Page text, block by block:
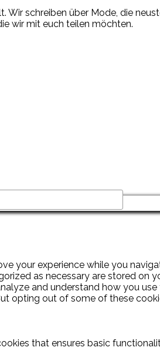
Wir schreiben über Mode, die
wir mit euch teilen möchten.
your experience while you
as necessary are stored on
and understand how you use
opting out of some of these
that ensures basic